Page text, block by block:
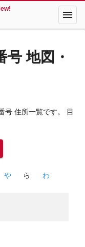
menu
号 地図・
号 住所一覧です。 目
や ら わ